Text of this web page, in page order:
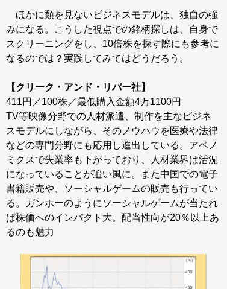
ほかに類を見ないビジネスモデルは、独自の強
みになる。こうした視点での銘柄探しは、自身で
スクリーニングをし、10倍株を探す際にも参考に
なるのでは？実践してみてはどうだろう。
【クリーク・アンド・リバー社】
411円／100株／最低購入金額4万1100円
TV等映像分野での人材派遣、制作を主なビジネ
スモデルにしながら、そのノウハウを医療や法律
などの専門分野にも応用し進出している。アベノ
ミクスで失業率も下がっており、人材業界は活況
になっていることが追い風に。また中国での電子
書籍販売や、ソーシャルゲームの販売も行ってい
る。ガンホーのようにソーシャルゲームが当たれ
ば株価へのインパクト大。配当性向が20％以上あ
るのも魅力